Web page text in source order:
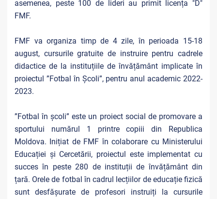
asemenea, peste 100 de lideri au primit licența "D"
FMF.
FMF va organiza timp de 4 zile, în perioada 15-18
august, cursurile gratuite de instruire pentru cadrele
didactice de la instituțiile de învățământ implicate în
proiectul ”Fotbal în Școli”, pentru anul academic 2022-
2023.
”Fotbal în școli” este un proiect social de promovare a
sportului numărul 1 printre copiii din Republica
Moldova. Inițiat de FMF în colaborare cu Ministerului
Educației și Cercetării, proiectul este implementat cu
succes în peste 280 de instituții de învățământ din
țară. Orele de fotbal în cadrul lecțiilor de educație fizică
sunt desfășurate de profesori instruiți la cursurile